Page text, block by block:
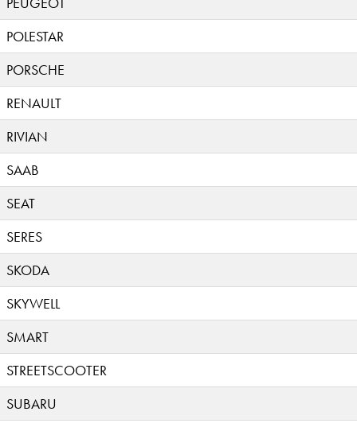
POLESTAR
PORSCHE
RENAULT
RIVIAN
SAAB
SEAT
SERES
SKODA
SKYWELL
SMART
STREETSCOOTER
SUBARU